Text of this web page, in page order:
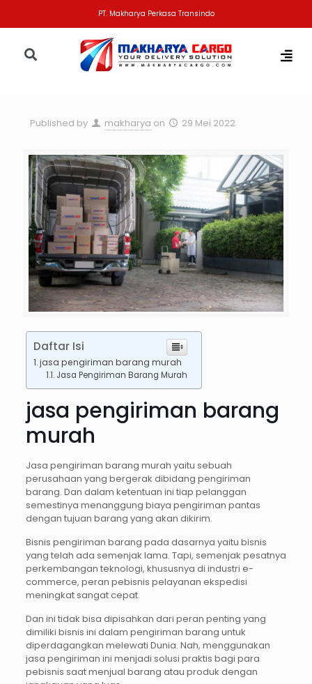
PT. Makharya Perkasa Transindo
Published by makharya on 29 Mei 2022
Daftar Isi
jasa pengiriman barang murah
Jasa Pengiriman Barang Murah
jasa pengiriman barang
murah
Jasa pengiriman barang murah yaitu sebuah
perusahaan yang bergerak dibidang pengiriman
barang. Dan dalam ketentuan ini tiap pelanggan
semestinya menanggung biaya pengiriman pantas
dengan tujuan barang yang akan dikirim.
Bisnis pengiriman barang pada dasarnya yaitu bisnis
yang telah ada semenjak lama. Tapi, semenjak pesatnya
perkembangan teknologi, khususnya di industri e-
commerce, peran pebisnis pelayanan ekspedisi
meningkat sangat cepat.
Dan ini tidak bisa dipisahkan dari peran penting yang
dimiliki bisnis ini dalam pengiriman barang untuk
diperdagangkan melewati Dunia. Nah, menggunakan
jasa pengiriman ini menjadi solusi praktis bagi para
pebisnis saat menjual barang atau produk dengan